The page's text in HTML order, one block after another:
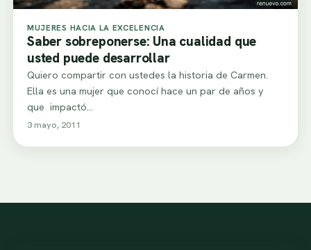
MUJERES HACIA LA EXCELENCIA
Saber sobreponerse: Una cualidad que
usted puede desarrollar
Quiero compartir con ustedes la historia de Carmen.
Ella es una mujer que conocí hace un par de años y
que impactó…
3 mayo, 2011